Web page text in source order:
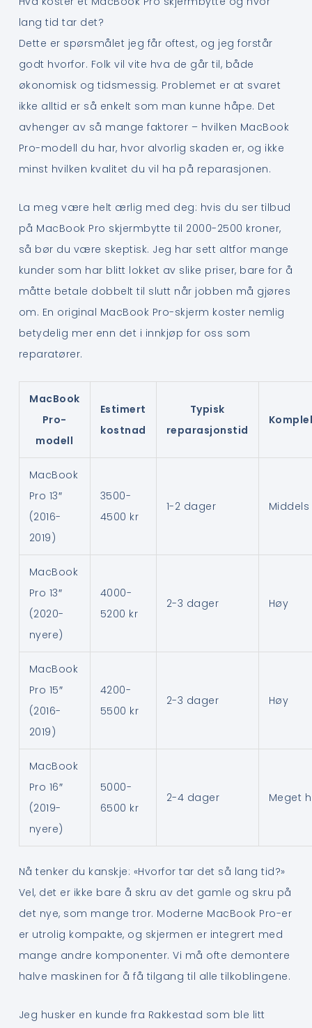
lang tid tar det?
Dette er spørsmålet jeg får oftest, og jeg forstår
godt hvorfor. Folk vil vite hva de går til, både
økonomisk og tidsmessig. Problemet er at svaret
ikke alltid er så enkelt som man kunne håpe. Det
avhenger av så mange faktorer – hvilken MacBook
Pro-modell du har, hvor alvorlig skaden er, og ikke
minst hvilken kvalitet du vil ha på reparasjonen.
La meg være helt ærlig med deg: hvis du ser tilbud
på MacBook Pro skjermbytte til 2000-2500 kroner,
så bør du være skeptisk. Jeg har sett altfor mange
kunder som har blitt lokket av slike priser, bare for å
måtte betale dobbelt til slutt når jobben må gjøres
om. En original MacBook Pro-skjerm koster nemlig
betydelig mer enn det i innkjøp for oss som
reparatører.
MacBook
Pro-
modell
Estimert
kostnad
Typisk
reparasjonstid
MacBook
Pro 13″
(2016-
2019)
3500-
4500 kr
1-2 dager Middels
MacBook
Pro 13″
(2020-
nyere)
4000-
5200 kr
2-3 dager Høy
MacBook
Pro 15″
(2016-
2019)
4200-
5500 kr
2-3 dager Høy
MacBook
Pro 16″
(2019-
nyere)
5000-
6500 kr
2-4 dager Meget
Nå tenker du kanskje: «Hvorfor tar det så lang tid?»
Vel, det er ikke bare å skru av det gamle og skru på
det nye, som mange tror. Moderne MacBook Pro-er
er utrolig kompakte, og skjermen er integrert med
mange andre komponenter. Vi må ofte demontere
halve maskinen for å få tilgang til alle tilkoblingene.
Jeg husker en kunde fra Rakkestad som ble litt